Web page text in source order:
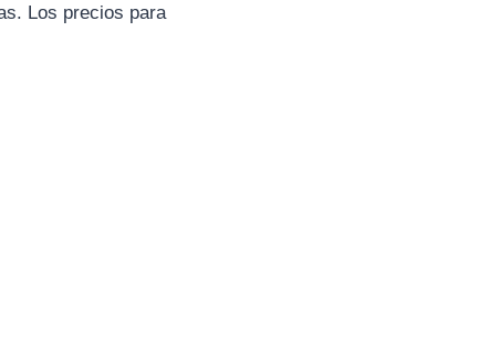
Los precios para